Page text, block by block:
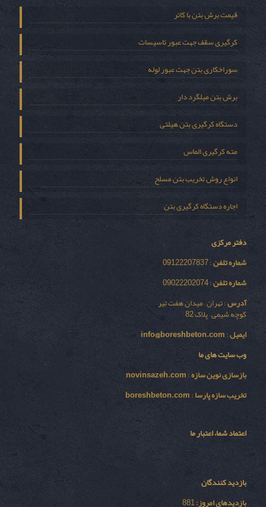
قیمت برش بتن با کاتر
کرگیری سقف جهت عبور تاسیسات
سوراخکاری بتن جهت عبور لوله
برش بتن میلگرد دار
دستگاه کرگیری بتن هیلتی
مته کرگیری الماس
انواع روش تخریب بتن مسلح
اجاره دستگاه کرگیری بتن
دفتر مرکزی
شماره تلفن: 09122207837
شماره تلفن: 09022202074
آدرس: تهران – میدان هفت تیر
کوچه شیمی – پلاک 82
ایمیل:
info@boreshbeton.com
وب سایت های ما
بازسازی نوين سازه:
novinsazeh.com
تخریب سازه پارسا:
boreshbeton.com
اعتماد شما، اعتبار ما
بازدید کنندگان
بازدیدهای امروز:881